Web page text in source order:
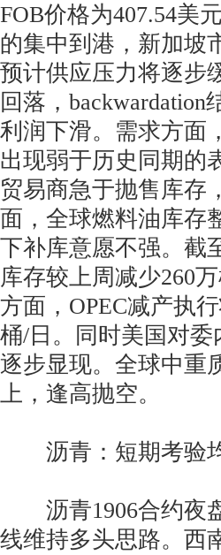
FOB价格为407.54美
的集中到港，新加坡
预计供应压力将逐步
回落，
利润下滑。需求方面
出现弱于历史同期的
贸易商急于抛售库存
面，全球燃料油库存
下补库意愿不强。截
库存较上周减少260
方面，OPEC减产执
桶/日。同时美国对
逐步显现。全球中重
上，逢高抛空。
沥青：短期考验
沥青1906合约夜盘
线维持多头思路。西